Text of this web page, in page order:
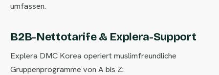
umfassen.
B2B-Nettotarife & Explera-Support
Explera DMC Korea operiert muslimfreundliche
Gruppenprogramme von A bis Z: